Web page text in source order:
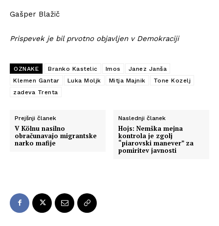
Gašper Blažič
Prispevek je bil prvotno objavljen v Demokraciji
OZNAKE Branko Kastelic Imos
Janez Janša
Klemen Gantar
Luka Moljk Mitja Majnik
Tone Kozelj
zadeva Trenta
Prejšnji članek
V Kölnu nasilno
obračunavajo migrantske
narko mafije
Naslednji članek
Hojs: Nemška mejna
kontrola je zgolj
“piarovski manever” za
pomiritev javnosti